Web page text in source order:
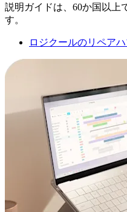
説明ガイドは、60か国以上
す。
ロジクールのリペア